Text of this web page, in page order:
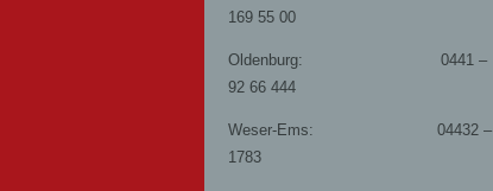
169 55 00
Oldenburg: 0441 –
92 66 444
Weser-Ems: 04432 –
1783